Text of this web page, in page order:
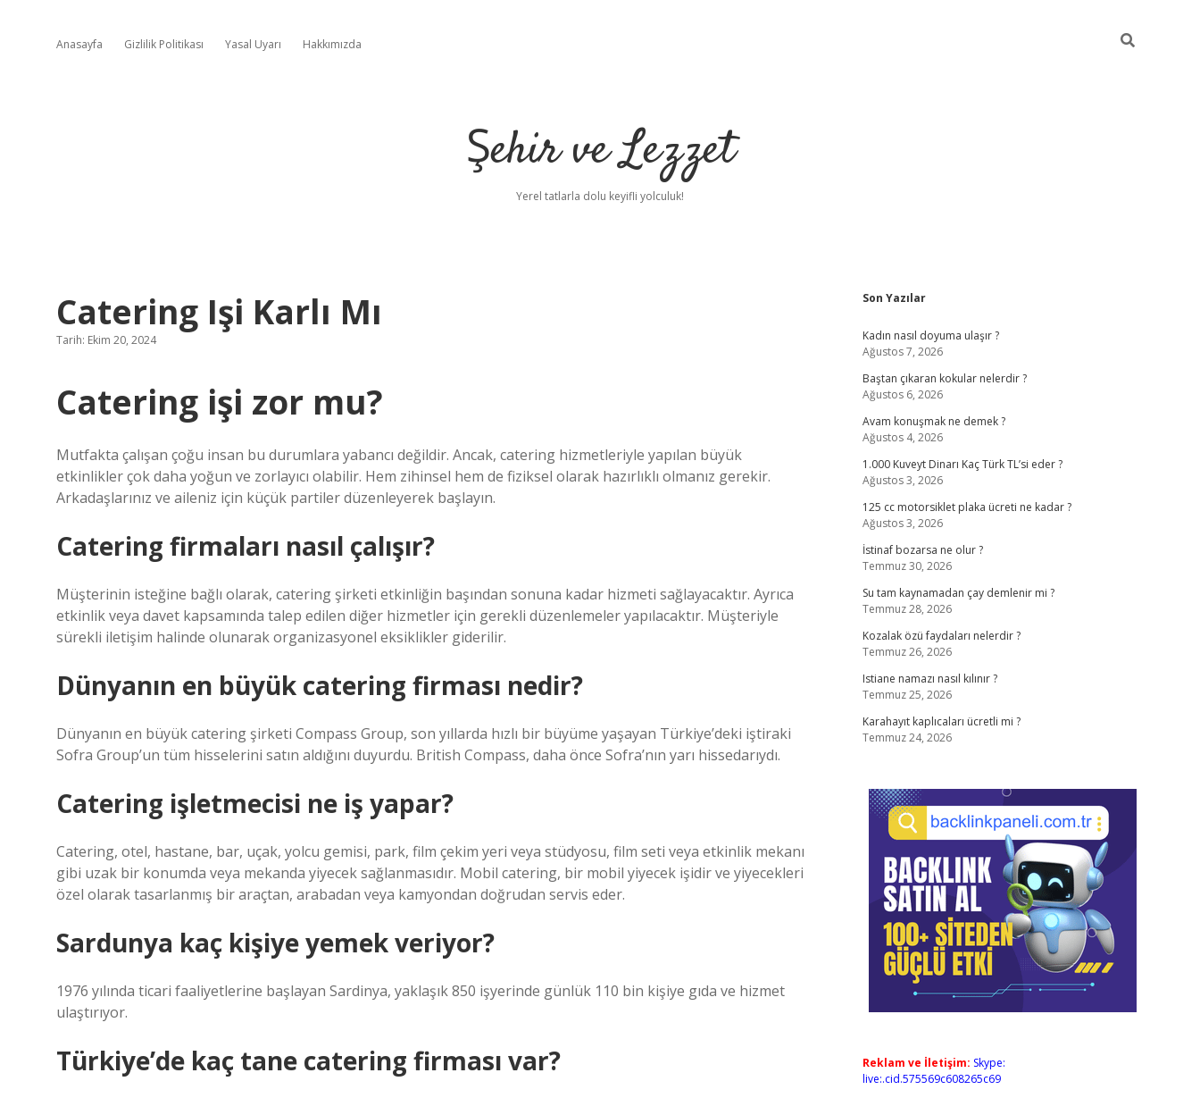
Anasayfa Gizlilik Politikası Yasal Uyarı Hakkımızda
Şehir ve Lezzet
Yerel tatlarla dolu keyifli yolculuk!
Catering Işi Karlı Mı
Tarih: Ekim 20, 2024
Catering işi zor mu?
Mutfakta çalışan çoğu insan bu durumlara yabancı değildir. Ancak, catering hizmetleriyle yapılan büyük
etkinlikler çok daha yoğun ve zorlayıcı olabilir. Hem zihinsel hem de fiziksel olarak hazırlıklı olmanız gerekir.
Arkadaşlarınız ve aileniz için küçük partiler düzenleyerek başlayın.
Catering firmaları nasıl çalışır?
Müşterinin isteğine bağlı olarak, catering şirketi etkinliğin başından sonuna kadar hizmeti sağlayacaktır. Ayrıca
etkinlik veya davet kapsamında talep edilen diğer hizmetler için gerekli düzenlemeler yapılacaktır. Müşteriyle
sürekli iletişim halinde olunarak organizasyonel eksiklikler giderilir.
Dünyanın en büyük catering firması nedir?
Dünyanın en büyük catering şirketi Compass Group, son yıllarda hızlı bir büyüme yaşayan Türkiye’deki iştiraki
Sofra Group’un tüm hisselerini satın aldığını duyurdu. British Compass, daha önce Sofra’nın yarı hissedarıydı.
Catering işletmecisi ne iş yapar?
Catering, otel, hastane, bar, uçak, yolcu gemisi, park, film çekim yeri veya stüdyosu, film seti veya etkinlik mekanı
gibi uzak bir konumda veya mekanda yiyecek sağlanmasıdır. Mobil catering, bir mobil yiyecek işidir ve yiyecekleri
özel olarak tasarlanmış bir araçtan, arabadan veya kamyondan doğrudan servis eder.
Sardunya kaç kişiye yemek veriyor?
1976 yılında ticari faaliyetlerine başlayan Sardinya, yaklaşık 850 işyerinde günlük 110 bin kişiye gıda ve hizmet
ulaştırıyor.
Türkiye’de kaç tane catering firması var?
Sidebar
Son Yazılar
Kadın nasıl doyuma ulaşır ?
Ağustos 7, 2026
Baştan çıkaran kokular nelerdir ?
Ağustos 6, 2026
Avam konuşmak ne demek ?
Ağustos 4, 2026
1.000 Kuveyt Dinarı Kaç Türk TL’si eder ?
Ağustos 3, 2026
125 cc motorsiklet plaka ücreti ne kadar ?
Ağustos 3, 2026
İstinaf bozarsa ne olur ?
Temmuz 30, 2026
Su tam kaynamadan çay demlenir mi ?
Temmuz 28, 2026
Kozalak özü faydaları nelerdir ?
Temmuz 26, 2026
Istiane namazı nasıl kılınır ?
Temmuz 25, 2026
Karahayıt kaplıcaları ücretli mi ?
Temmuz 24, 2026
Reklam ve İletişim: Skype:
live:.cid.575569c608265c69